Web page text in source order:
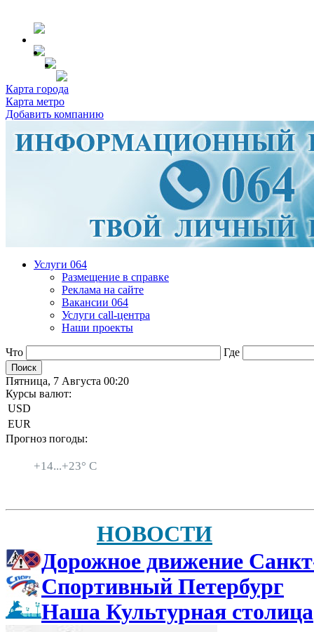
Карта города
Карта метро
Добавить компанию
Услуги 064
Размещение в справке
Реклама на сайте
Вакансии 064
Услуги call-центра
Наши проекты
Что Где
Пятница, 7 Августа 00:20
Курсы валют:
USD
EUR
Прогноз погоды:
+14...+23° C
НОВОСТИ
Дорожное движение
Спортивный Петербург
Наша Культурная столица